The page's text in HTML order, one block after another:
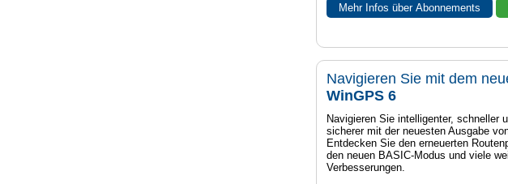
Mehr Infos über Abonnements
Navigieren Sie mit dem
WinGPS 6
Navigieren Sie intelligenter, schneller
sicherer mit der neuesten Ausgabe
Entdecken Sie den erneuerten
den neuen BASIC-Modus und viele
Verbesserungen.